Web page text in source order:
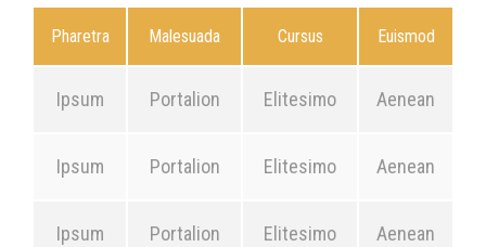
Pharetra Malesuada Cursus Euismod
Ipsum Portalion Elitesimo Aenean
Ipsum Portalion Elitesimo Aenean
Ipsum Portalion Elitesimo Aenean